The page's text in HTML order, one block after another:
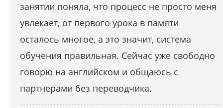
занятии поняла, что процесс не просто меня
увлекает, от первого урока в памяти
осталось многое, а это значит, система
обучения правильная. Сейчас уже свободно
говорю на английском и общаюсь с
партнерами без переводчика.